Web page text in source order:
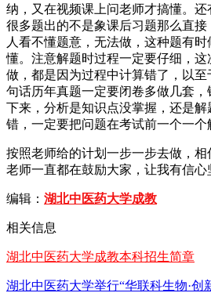
纳，又在视频课上问老师才搞懂。
很多题出的不是象课后习题那么直
人看不懂题意，无法做，这种题有
懂。注意解题时过程一定要仔细，
做，都是因为过程中计算错了，以
句话历年真题一定要闭卷多做几套
下来，分析是知识点没掌握，还是
错，一定要把问题在考试前一个一个
按照老师给的计划一步一步去做，
老师一直都在鼓励大家，让我有信心
编辑： 湖北中医药大学成教
相关信息
湖北中医药大学成教本科招生简章
湖北中医药大学举行“华联科生物·创